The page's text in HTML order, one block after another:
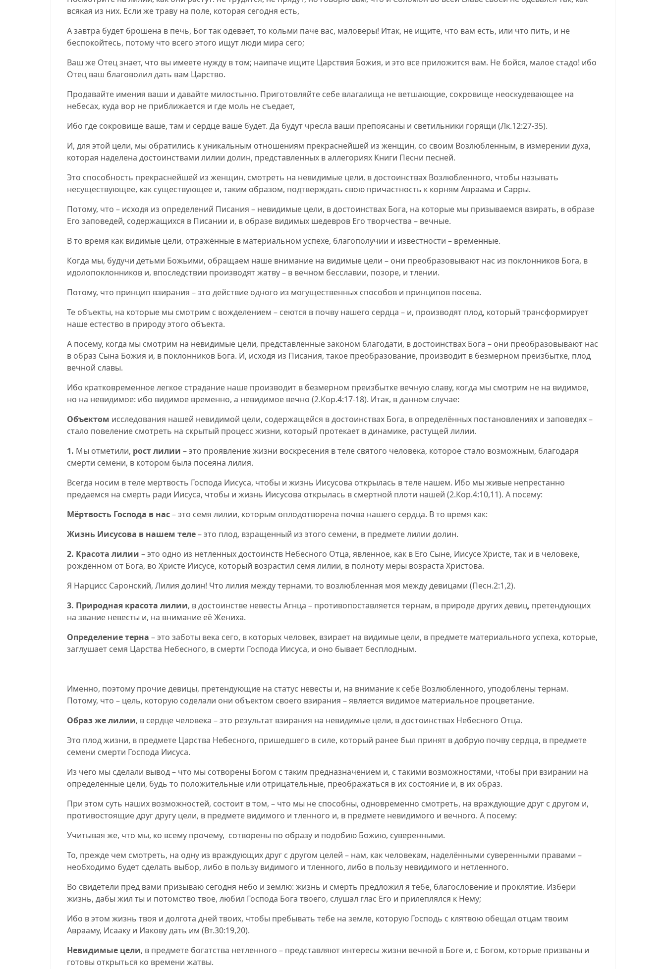
всякая из них. Если же траву на поле, которая сегодня есть,
А завтра будет брошена в печь, Бог так одевает, то кольми паче вас, маловеры! Итак, не ищите, что вам есть, или что пить, и не
беспокойтесь, потому что всего этого ищут люди мира сего;
Ваш же Отец знает, что вы имеете нужду в том; наипаче ищите Царствия Божия, и это все приложится вам. Не бойся, малое стадо! ибо
Отец ваш благоволил дать вам Царство.
Продавайте имения ваши и давайте милостыню. Приготовляйте себе влагалища не ветшающие, сокровище неоскудевающее на
небесах, куда вор не приближается и где моль не съедает,
Ибо где сокровище ваше, там и сердце ваше будет. Да будут чресла ваши препоясаны и светильники горящи (Лк.12:27-35).
И, для этой цели, мы обратились к уникальным отношениям прекраснейшей из женщин, со своим Возлюбленным, в измерении духа,
которая наделена достоинствами лилии долин, представленных в аллегориях Книги Песни песней.
Это способность прекраснейшей из женщин, смотреть на невидимые цели, в достоинствах Возлюбленного, чтобы называть
несуществующее, как существующее и, таким образом, подтверждать свою причастность к корням Авраама и Сарры.
Потому, что – исходя из определений Писания – невидимые цели, в достоинствах Бога, на которые мы призываемся взирать, в образе
Его заповедей, содержащихся в Писании и, в образе видимых шедевров Его творчества – вечные.
В то время как видимые цели, отражённые в материальном успехе, благополучии и известности – временные.
Когда мы, будучи детьми Божьими, обращаем наше внимание на видимые цели – они преобразовывают нас из поклонников Бога, в
идолопоклонников и, впоследствии производят жатву – в вечном бесславии, позоре, и тлении.
Потому, что принцип взирания – это действие одного из могущественных способов и принципов посева.
Те объекты, на которые мы смотрим с вожделением – сеются в почву нашего сердца – и, производят плод, который трансформирует
наше естество в природу этого объекта.
А посему, когда мы смотрим на невидимые цели, представленные законом благодати, в достоинствах Бога – они преобразовывают нас
в образ Сына Божия и, в поклонников Бога. И, исходя из Писания, такое преобразование, производит в безмерном преизбытке, плод
вечной славы.
Ибо кратковременное легкое страдание наше производит в безмерном преизбытке вечную славу, когда мы смотрим не на видимое,
но на невидимое: ибо видимое временно, а невидимое вечно (2.Кор.4:17-18). Итак, в данном случае:
Объектом исследования нашей невидимой цели, содержащейся в достоинствах Бога, в определённых постановлениях и заповедях –
стало повеление смотреть на скрытый процесс жизни, который протекает в динамике, растущей лилии.
1. Мы отметили, рост лилии – это проявление жизни воскресения в теле святого человека, которое стало возможным, благодаря
смерти семени, в котором была посеяна лилия.
Всегда носим в теле мертвость Господа Иисуса, чтобы и жизнь Иисусова открылась в теле нашем. Ибо мы живые непрестанно
предаемся на смерть ради Иисуса, чтобы и жизнь Иисусова открылась в смертной плоти нашей (2.Кор.4:10,11). А посему:
Мёртвость Господа в нас– это семя лилии, которым оплодотворена почва нашего сердца. В то время как:
Жизнь Иисусова в нашем теле– это плод, взращенный из этого семени, в предмете лилии долин.
2. Красота лилии – это одно из нетленных достоинств Небесного Отца, явленное, как в Его Сыне, Иисусе Христе, так и в человеке,
рождённом от Бога, во Христе Иисусе, который возрастил семя лилии, в полноту меры возраста Христова.
Я Нарцисс Саронский, Лилия долин! Что лилия между тернами, то возлюбленная моя между девицами (Песн.2:1,2).
3. Природная красота лилии, в достоинстве невесты Агнца – противопоставляется тернам, в природе других девиц, претендующих
на звание невесты и, на внимание её Жениха.
Определение терна – это заботы века сего, в которых человек, взирает на видимые цели, в предмете материального успеха, которые,
заглушает семя Царства Небесного, в смерти Господа Иисуса, и оно бывает бесплодным.
Именно, поэтому прочие девицы, претендующие на статус невесты и, на внимание к себе Возлюбленного, уподоблены тернам.
Потому, что – цель, которую соделали они объектом своего взирания – является видимое материальное процветание.
Образ же лилии, в сердце человека – это результат взирания на невидимые цели, в достоинствах Небесного Отца.
Это плод жизни, в предмете Царства Небесного, пришедшего в силе, который ранее был принят в добрую почву сердца, в предмете
семени смерти Господа Иисуса.
Из чего мы сделали вывод – что мы сотворены Богом с таким предназначением и, с такими возможностями, чтобы при взирании на
определённые цели, будь то положительные или отрицательные, преображаться в их состояние и, в их образ.
При этом суть наших возможностей, состоит в том, – что мы не способны, одновременно смотреть, на враждующие друг с другом и,
противостоящие друг другу цели, в предмете видимого и тленного и, в предмете невидимого и вечного. А посему:
Учитывая же, что мы, ко всему прочему, сотворены по образу и подобию Божию, суверенными.
То, прежде чем смотреть, на одну из враждующих друг с другом целей – нам, как человекам, наделёнными суверенными правами –
необходимо будет сделать выбор, либо в пользу видимого и тленного, либо в пользу невидимого и нетленного.
Во свидетели пред вами призываю сегодня небо и землю: жизнь и смерть предложил я тебе, благословение и проклятие. Избери
жизнь, дабы жил ты и потомство твое, любил Господа Бога твоего, слушал глас Его и прилеплялся к Нему;
Ибо в этом жизнь твоя и долгота дней твоих, чтобы пребывать тебе на земле, которую Господь с клятвою обещал отцам твоим
Аврааму, Исааку и Иакову дать им (Вт.30:19,20).
Невидимые цели, в предмете богатства нетленного – представляют интересы жизни вечной в Боге и, с Богом, которые призваны и
готовы открыться ко времени жатвы.